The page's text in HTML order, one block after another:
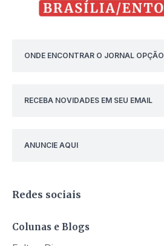
ONDE ENCONTRAR O JORNAL OPÇÃO
RECEBA NOVIDADES EM SEU EMAIL
ANUNCIE AQUI
Redes sociais
Colunas e Blogs